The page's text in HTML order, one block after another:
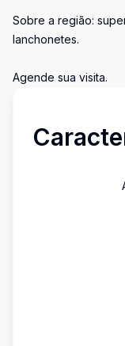
Sobre a região:
lanchonetes.
Agende sua visita.